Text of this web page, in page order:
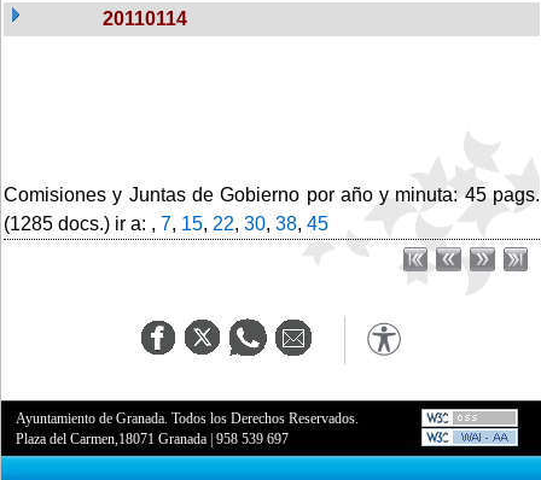
20110114
Comisiones y Juntas de Gobierno por año y minuta: 45 pags.
(1285 docs.) ir a: , 7, 15, 22, 30, 38, 45
Ayuntamiento de Granada. Todos los Derechos Reservados.
Plaza del Carmen,18071 Granada |958 539 697